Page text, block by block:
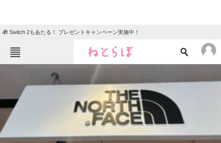
🎁 Switch 2もあたる！ プレゼントキャンペーン実施中！
エンタメ クイズ
グルメ 地域
住まい 教育・育児